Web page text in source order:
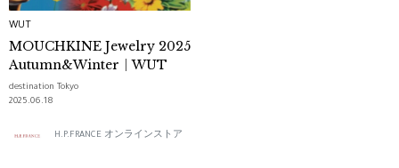
WUT
MOUCHKINE Jewelry 2025
Autumn&Winter｜WUT
destination Tokyo
2025.06.18
H.P.FRANCE オンラインストア